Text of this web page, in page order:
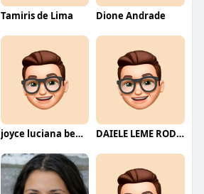
Tamiris de Lima Dione Andrade
joyce luciana bentini jesus DAIELE LEME RODRIGUES